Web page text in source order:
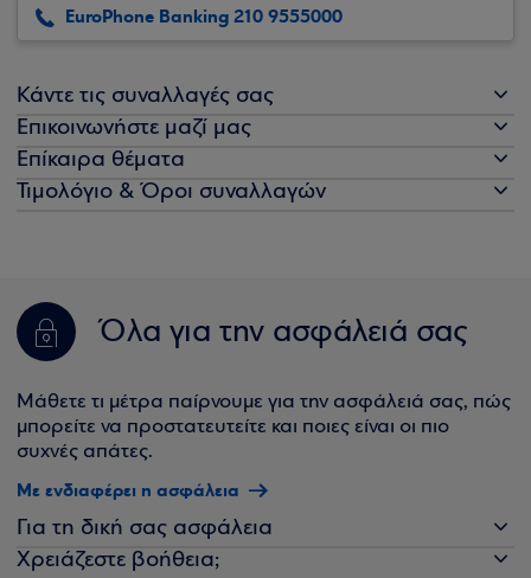
EuroPhone Banking 210 9555000
Κάντε τις συναλλαγές σας
Επικοινωνήστε μαζί μας
Επίκαιρα θέματα
Τιμολόγιο & Όροι συναλλαγών
Όλα για την ασφάλειά σας
Μάθετε τι μέτρα παίρνουμε για την ασφάλειά σας, πώς
μπορείτε να προστατευτείτε και ποιες είναι οι πιο
συχνές απάτες.
Με ενδιαφέρει η ασφάλεια
Για τη δική σας ασφάλεια
Χρειάζεστε βοήθεια;